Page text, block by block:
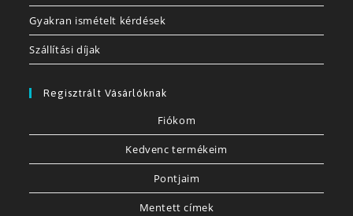
Gyakran ismételt kérdések
Szállítási díjak
Regisztrált Vásárlóknak
Fiókom
Kedvenc termékeim
Pontjaim
Mentett címek